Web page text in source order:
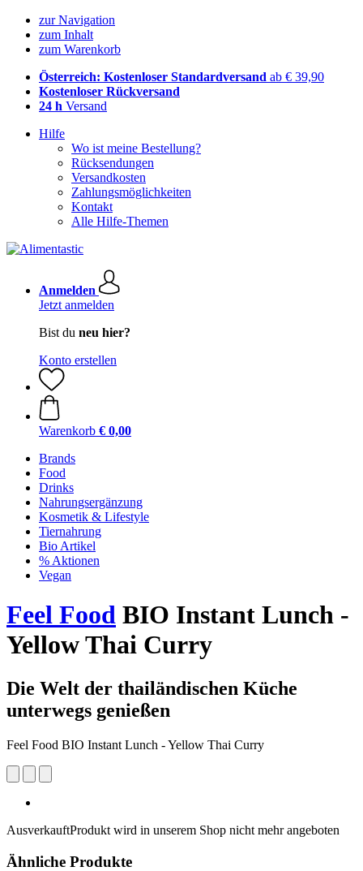
zur Navigation
zum Inhalt
zum Warenkorb
Österreich: Kostenloser Standardversand ab € 39,90
Kostenloser Rückversand
24 h Versand
Hilfe
Wo ist meine Bestellung?
Rücksendungen
Versandkosten
Zahlungsmöglichkeiten
Kontakt
Alle Hilfe-Themen
Anmelden
Jetzt anmelden
Bist du neu hier?
Konto erstellen
Warenkorb € 0,00
Brands
Food
Drinks
Nahrungsergänzung
Kosmetik & Lifestyle
Tiernahrung
Bio Artikel
% Aktionen
Vegan
Feel Food BIO Instant Lunch -
Yellow Thai Curry
Die Welt der thailändischen Küche
unterwegs genießen
Feel Food BIO Instant Lunch - Yellow Thai Curry
AusverkauftProdukt wird in unserem Shop nicht mehr angeboten
Ähnliche Produkte